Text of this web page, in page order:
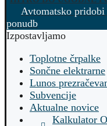
Avtomatsko
ponudb
Izpostavljamo
Toplotne črpalke
Sončne elektrarne
Lunos
Subvencije
Aktualne novice
Kalkulator